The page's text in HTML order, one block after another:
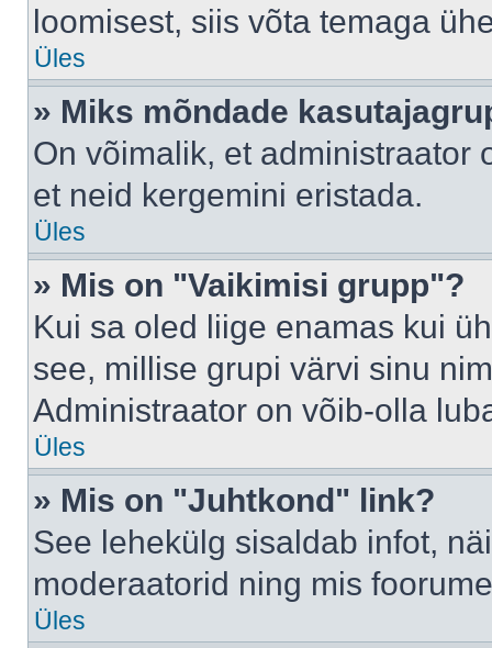
loomisest, siis võta temaga
Üles
» Miks mõndade
On võimalik, et administraator
et neid kergemini eristada.
Üles
» Mis on "Vaikimisi grupp"?
Kui sa oled liige enamas kui
see, millise grupi värvi sinu
Administraator on võib-olla
Üles
» Mis on "Juhtkond" link?
See lehekülg sisaldab infot,
moderaatorid ning mis
Üles